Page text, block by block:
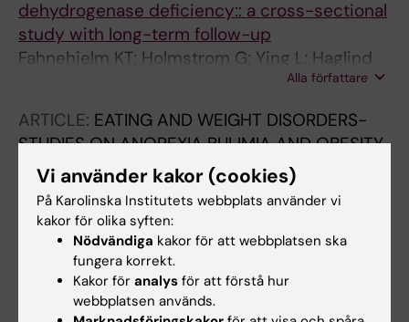
dehydrogenase deficiency:: a cross-sectional
study with long-term follow-up
Fahnehjelm KT; Holmstrom G; Ying L; Haglind
CB; Nordenstrom A; Halldin M; Alm J; Nemeth
Alla författare
ARTICLE: EATING AND WEIGHT DISORDERS-
STUDIES ON ANOREXIA BULIMIA AND OBESITY.
2007;12(1):41-47
Eating behaviour and body image in
overweight adolescent girls with or without
hyperandrogenicity.
Askelöf M; Halldin Stenlid M; Edlund B
ARTICLE:JOURNAL OF INHERITED METABOLIC
Vi använder kakor (cookies)
På Karolinska Institutets webbplats använder vi
kakor för olika syften:
Nödvändiga kakor för att webbplatsen ska
fungera korrekt.
Kakor för analys för att förstå hur
webbplatsen används.